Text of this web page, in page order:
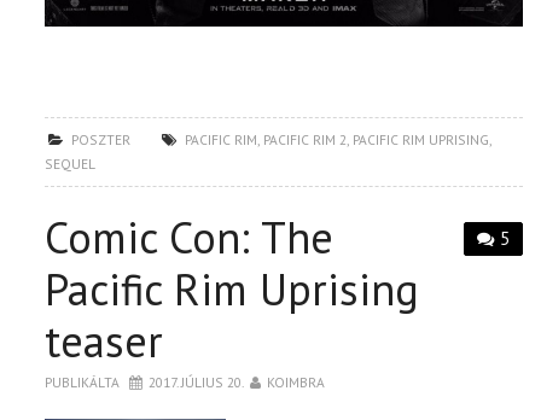
POSZTER PACIFIC RIM PACIFIC RIM 2 PACIFIC RIM UPRISING
SEQUEL
5
Comic Con: The
Pacific Rim Uprising
teaser
PUBLIKÁLTA 2017. JÚLIUS 20. KOIMBRA